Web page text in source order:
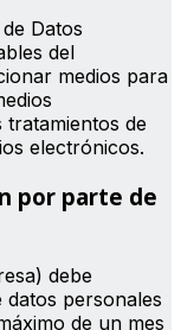
Datos
del
medios para
de
electrónicos.
por parte de
debe
personales
de un mes